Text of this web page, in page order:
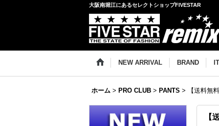
大阪南堀江にあるセレクトショップFIVESTAR
NEW ARRIVAL BRAND
ホーム > PRO CLUB > PANTS > 【送料無
【